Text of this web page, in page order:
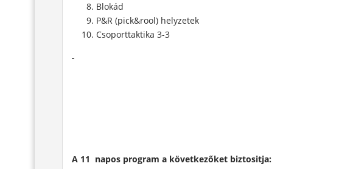
Blokád
P&R (pick&rool) helyzetek
Csoporttaktika 3-3
A 11 napos program a következőket biztositja: